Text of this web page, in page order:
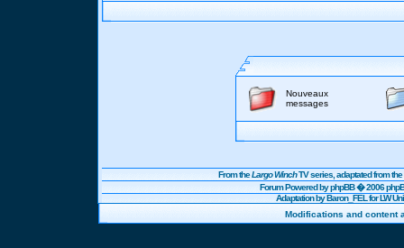
Nouveaux
messages
From theLargo WinchTV series, adaptated from
Forum Powered byphpBB� 2006
Adaptation by Baron_FEL for LW
Modifications and content